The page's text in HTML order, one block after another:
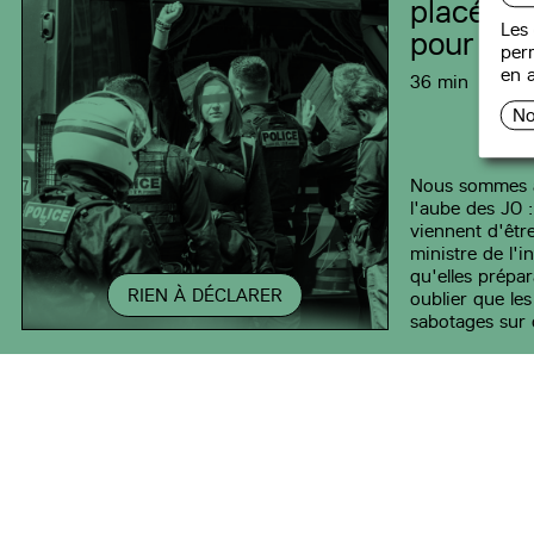
en
RIEN À DÉCLARER
placée
pour
36 min
Nous
l'aube des JO
viennent
ministre de
qu'elles
oublier que
sabotages sur